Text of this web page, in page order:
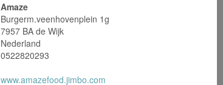
Amaze
Burgerm.veenhovenplein 1g
7957 BA de Wijk
Nederland
0522820293
www.amazefood.jimbo.com